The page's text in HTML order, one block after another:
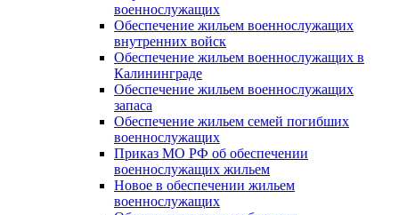
военнослужащих
Обеспечение жильем военнослужащих
внутренних войск
Обеспечение жильем военнослужащих в
Калининграде
Обеспечение жильем военнослужащих
запаса
Обеспечение жильем семей погибших
военнослужащих
Приказ МО РФ об обеспечении
военнослужащих жильем
Новое в обеспечении жильем
военнослужащих